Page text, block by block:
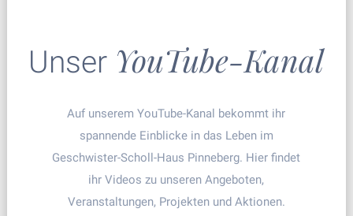
Unser YouTube-Kanal
Auf unserem YouTube-Kanal bekommt ihr
spannende Einblicke in das Leben im
Geschwister-Scholl-Haus Pinneberg. Hier findet
ihr Videos zu unseren Angeboten,
Veranstaltungen, Projekten und Aktionen.